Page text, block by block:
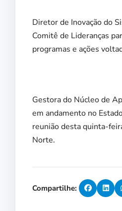
Diretor de Inovação do
Comitê de Lideranças
programas e ações
Gestora do Núcleo de
em andamento no
reunião desta quinta-
Norte.
Compartilhe: